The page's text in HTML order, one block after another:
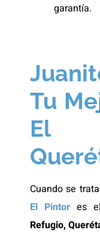
garantía.
Tu
El
Cuando se
El Pintor es
Refugio,